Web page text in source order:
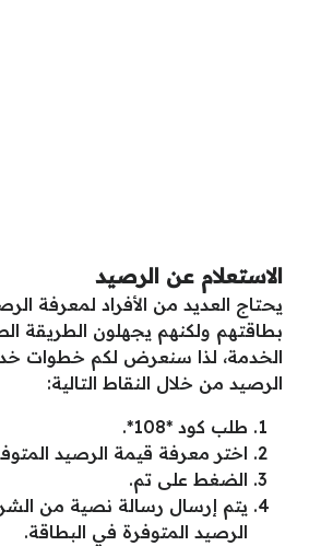
الاستعلام عن الرصيد
يحتاج العديد من الأفراد لمعرفة
بطاقتهم ولكنهم يجهلون الطريقة
الخدمة، لذا سنعرض لكم خطوات
الرصيد من خلال النقاط التالية:
طلب كود *108*.
اختر معرفة قيمة الرصيد
الضغط على تم.
يتم إرسال رسالة نصية من
الرصيد المتوفرة في البطاقة.